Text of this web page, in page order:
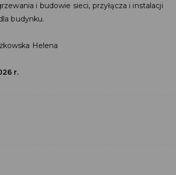
i budowie sieci, przyłącza i instalacji
budynku.
Helena
r.